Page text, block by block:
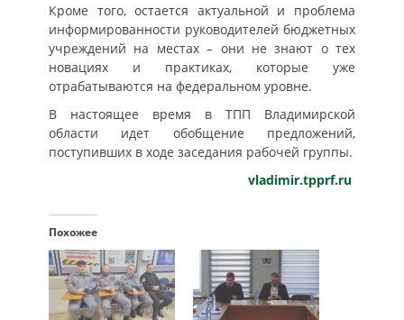
Кроме того, остается актуальной и проблема
информированности руководителей бюджетных
учреждений на местах – они не знают о тех
новациях и практиках, которые уже
отрабатываются на федеральном уровне.
В настоящее время в ТПП Владимирской
области идет обобщение предложений,
поступивших в ходе заседания рабочей группы.
vladimir.tpprf.ru
Похожее